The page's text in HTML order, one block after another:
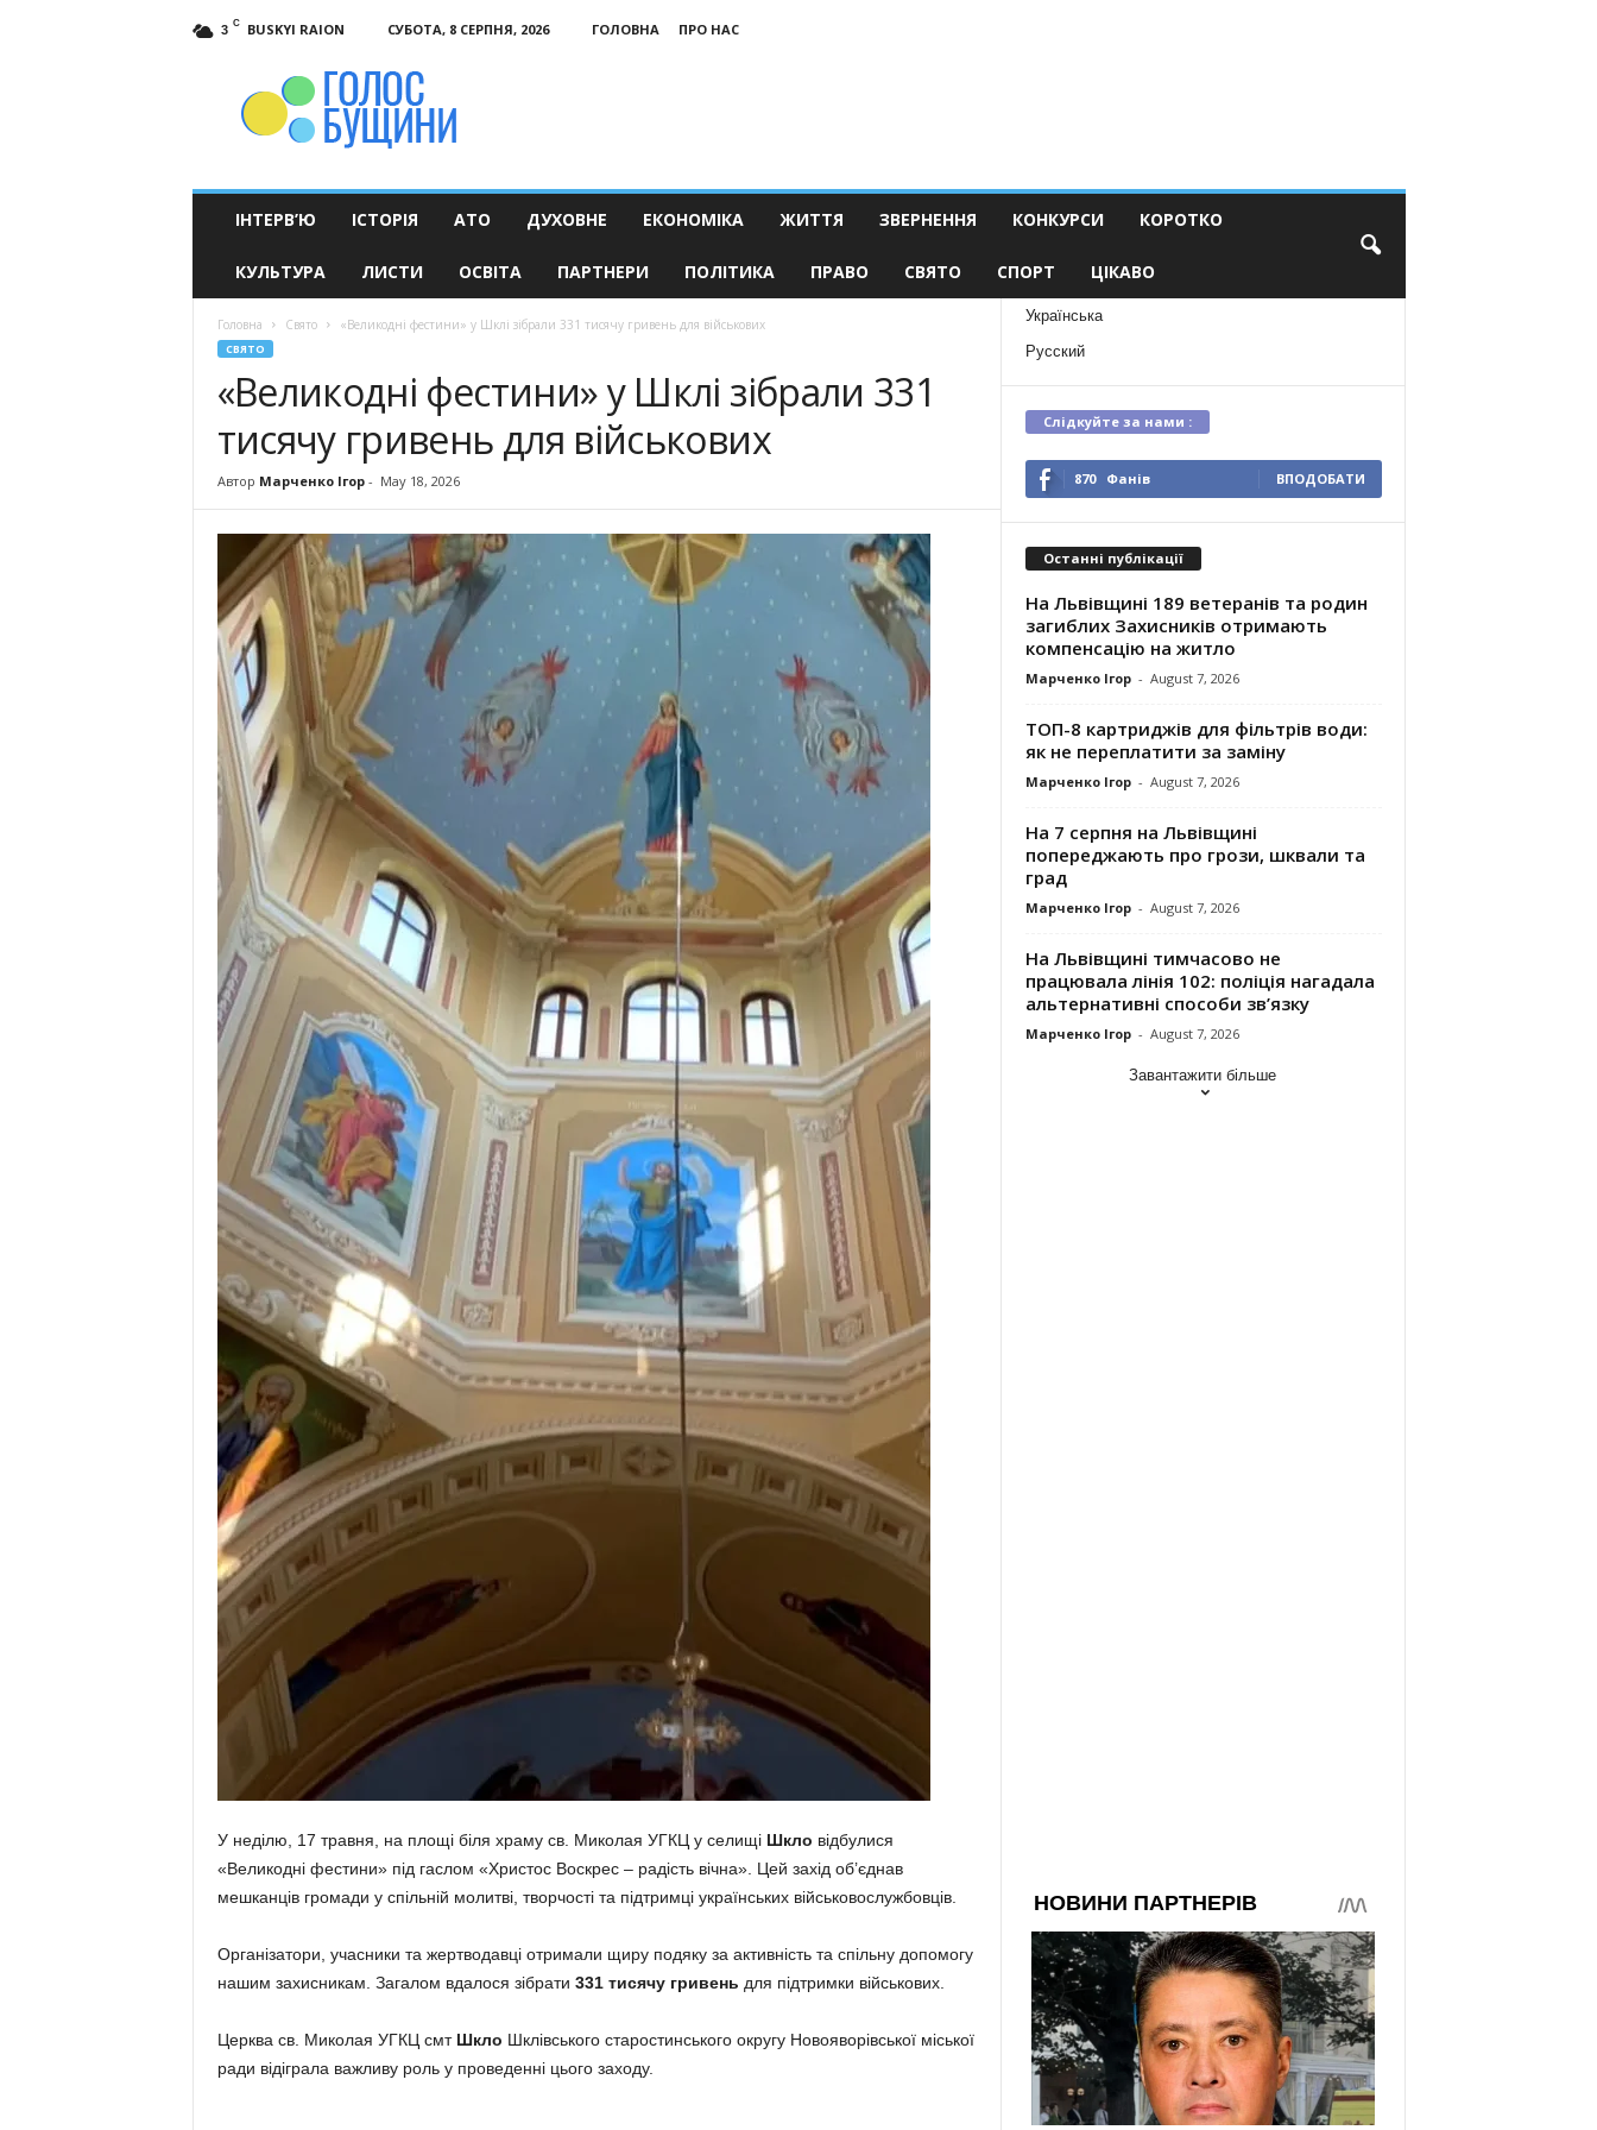
3 C BUSKYI RAION СУБОТА, 8 СЕРПНЯ, 2026 ГОЛОВНА
ПРО НАС
ІНТЕРВ’Ю ІСТОРІЯ АТО ДУХОВНЕ ЕКОНОМІКА ЖИТТЯ ЗВЕРНЕННЯ КОНКУРСИ КОРОТКО
КУЛЬТУРА ЛИСТИ ОСВІТА ПАРТНЕРИ ПОЛІТИКА ПРАВО СВЯТО СПОРТ ЦІКАВО
Головна Свято «Великодні фестини» у Шклі зібрали 331 тисячу гривень для військових
СВЯТО
«Великодні фестини» у Шклі зібрали 331
тисячу гривень для військових
Автор Марченко Ігор- May 18, 2026
У неділю, 17 травня, на площі біля храму св. Миколая УГКЦ у селищі Шкло відбулися
«Великодні фестини» під гаслом «Христос Воскрес – радість вічна». Цей захід об’єднав
мешканців громади у спільній молитві, творчості та підтримці українських військовослужбовців.
Організатори, учасники та жертводавці отримали щиру подяку за активність та спільну допомогу
нашим захисникам. Загалом вдалося зібрати 331 тисячу гривень для підтримки військових.
Церква св. Миколая УГКЦ смт Шкло Шклівського старостинського округу Новояворівської міської
ради відіграла важливу роль у проведенні цього заходу.
Українська
Русский
Слідкуйте за нами :
870 Фанів ВПОДОБАТИ
Останні публікації
На Львівщині 189 ветеранів та родин
загиблих Захисників отримають
компенсацію на житло
Марченко Ігор - August 7, 2026
ТОП-8 картриджів для фільтрів води:
як не переплатити за заміну
Марченко Ігор - August 7, 2026
На 7 серпня на Львівщині
попереджають про грози, шквали та
град
Марченко Ігор - August 7, 2026
На Львівщині тимчасово не
працювала лінія 102: поліція нагадала
альтернативні способи зв’язку
Марченко Ігор - August 7, 2026
Завантажити більше